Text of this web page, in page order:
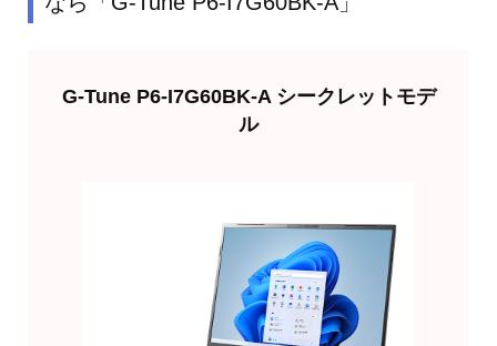
G-Tune P6-I7G60BK-A シークレットモデ
ル